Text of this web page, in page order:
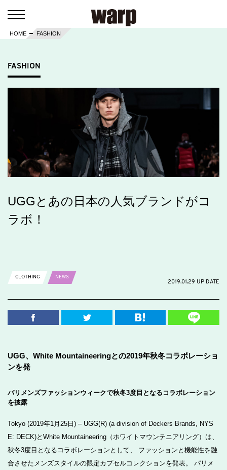
HOME FASHION
FASHION
UGGとあの日本の人気ブランドがコ
ラボ！
CLOTHING
NEWS
2019.01.29 UP DATE
UGG、White Mountaineeringとの2019年秋冬コラボレーショ
ンを発
パリメンズファッションウィークで秋冬3度目となるコラボレーション
を披露
Tokyo (2019年1月25日) – UGG(R) (a division of Deckers Brands, NYS
E: DECK)とWhite Mountaineering（ホワイトマウンテニアリング）は、
秋冬3度目となるコラボレーションとして、 ファッションと機能性を融
合させたメンズスタイルの限定カプセルコレクションを発表。 パリメ